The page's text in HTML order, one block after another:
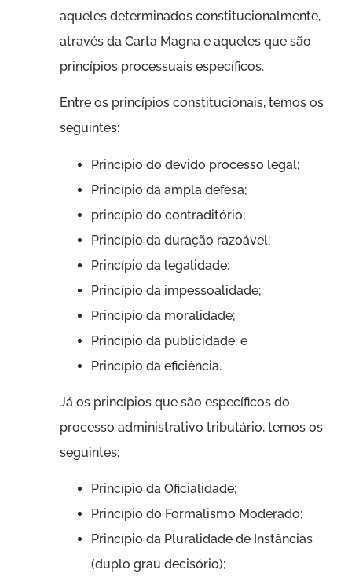
aqueles determinados constitucionalmente,
através da Carta Magna e aqueles que são
princípios processuais específicos.
Entre os princípios constitucionais, temos os
seguintes:
Princípio do devido processo legal;
Princípio da ampla defesa;
princípio do contraditório;
Princípio da duração razoável;
Princípio da legalidade;
Princípio da impessoalidade;
Princípio da moralidade;
Princípio da publicidade, e
Princípio da eficiência.
Já os princípios que são específicos do
processo administrativo tributário, temos os
seguintes:
Princípio da Oficialidade;
Princípio do Formalismo Moderado;
Princípio da Pluralidade de Instâncias
(duplo grau decisório);